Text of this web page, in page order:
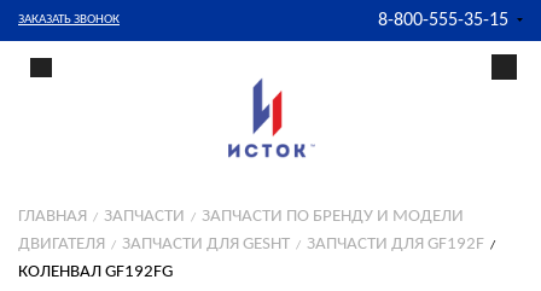
ЗАКАЗАТЬ ЗВОНОК 8-800-555-35-15
ГЛАВНАЯ ЗАПЧАСТИ
ЗАПЧАСТИ ПО БРЕНДУ И МОДЕЛИ
ДВИГАТЕЛЯ
ЗАПЧАСТИ ДЛЯ GESHT
ЗАПЧАСТИ ДЛЯ GF192F
КОЛЕНВАЛ GF192FG